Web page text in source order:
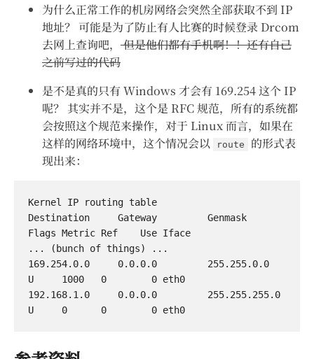
为什么正常工作的机房网络会突然全部获取不到 IP
地址？ 可能是为了防止有人比赛的时候登录 Drcom
去网上查询吧， 但是他们都有手机啊！！还有自己
之前写过的代码
是不是真的只有 Windows 才会有 169.254 这个 IP
呢？ 其实并不是，这个是 RFC 规范，所有的系统都
会按照这个规范来操作，对于 Linux 而言，如果在
这样的网络环境中，这个情况会以
route
的形式表
现出来：
Kernel IP routing table
Destination     Gateway         Genmask
Flags Metric Ref    Use Iface
... (bunch of things) ...
169.254.0.0     0.0.0.0         255.255.0.0
U     1000   0        0 eth0
192.168.1.0     0.0.0.0         255.255.255.0